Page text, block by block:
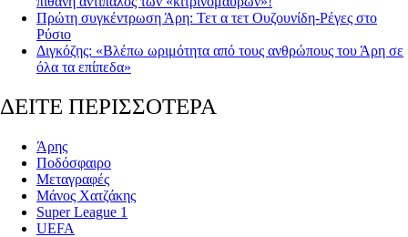
Πρώτη συγκέντρωση Άρη: Τετ α τετ Ουζουνίδη-Ρέγες στο
Ρύσιο
Διγκόζης: «Βλέπω ωριμότητα από τους ανθρώπους του Άρη σε
όλα τα επίπεδα»
ΔΕΙΤΕ ΠΕΡΙΣΣΟΤΕΡΑ
Άρης
Ποδόσφαιρο
Μεταγραφές
Μάνος Χατζάκης
Super League 1
UEFA